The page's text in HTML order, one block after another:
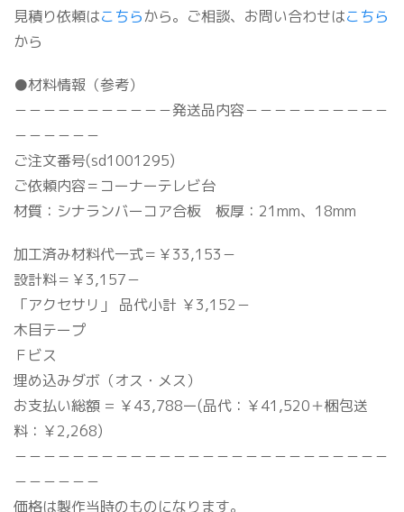
見積り依頼はこちらから。ご相談、お問い合わせはこちら
から
●材料情報（参考）
－－－－－－－－－－－発送品内容－－－－－－－－－－
－－－－－－
ご注文番号(sd1001295)
ご依頼内容＝コーナーテレビ台
材質：シナランバーコア合板 板厚：21mm、18mm
加工済み材料代一式＝￥33,153－
設計料＝￥3,157－
「アクセサリ」 品代小計 ￥3,152－
木目テープ
Ｆビス
埋め込みダボ（オス・メス）
お支払い総額 = ￥43,788ー(品代：￥41,520＋梱包送
料：￥2,268)
－－－－－－－－－－－－－－－－－－－－－－－－－－
－－－－－－
価格は製作当時のものになります。